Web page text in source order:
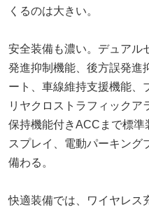
くるのは大きい。
安全装備も濃い。デュアル
発進抑制機能、後方誤発進
ート、車線維持支援機能、
リヤクロストラフィックア
保持機能付きACCまで標準
スプレイ、電動パーキング
備わる。
快適装備では、ワイヤレス